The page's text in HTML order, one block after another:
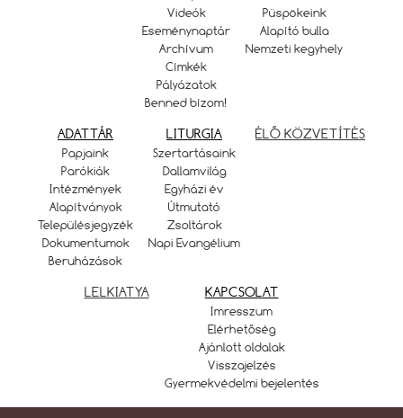
Videók
Eseménynaptár
Archívum
Címkék
Pályázatok
Benned bízom!
Püspökeink
Alapító bulla
Nemzeti kegyhely
ADATTÁR
Papjaink
Parókiák
Intézmények
Alapítványok
Településjegyzék
Dokumentumok
Beruházások
LITURGIA
Szertartásaink
Dallamvilág
Egyházi év
Útmutató
Zsoltárok
Napi Evangélium
ÉLŐ KÖZVETÍTÉS
LELKIATYA KAPCSOLAT
Imresszum
Elérhetőség
Ajánlott oldalak
Visszajelzés
Gyermekvédelmi bejelentés